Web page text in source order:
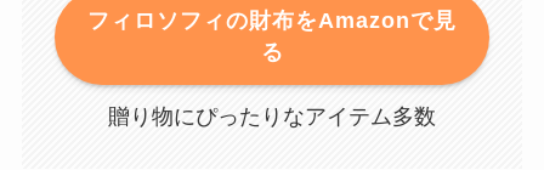
フィロソフィの財布をAmazonで見
る
贈り物にぴったりなアイテム多数